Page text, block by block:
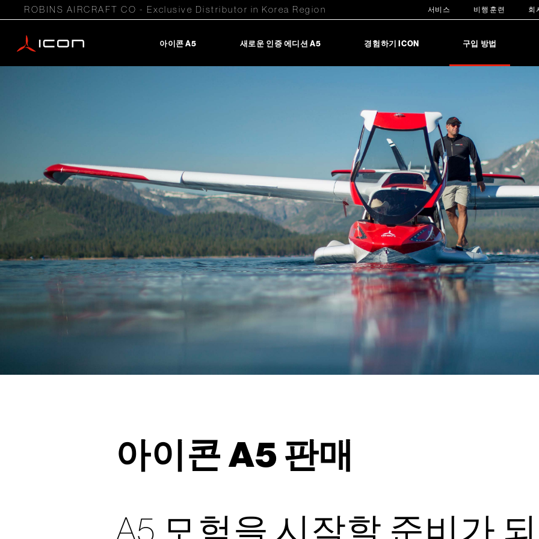
ROBINS AIRCRAFT CO - Exclusive Distributor in Korea Region 서비스 비행 훈련 회
아이콘 A5 새로운 인증 에디션 A5 경험하기 ICON 구입 방법
아이콘 A5 판매
A5 모험을 시작할 준비가